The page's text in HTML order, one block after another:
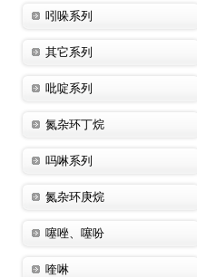
吲哚系列
其它系列
吡啶系列
氮杂环丁烷
吗啉系列
氮杂环庚烷
噻唑、噻吩
喹啉